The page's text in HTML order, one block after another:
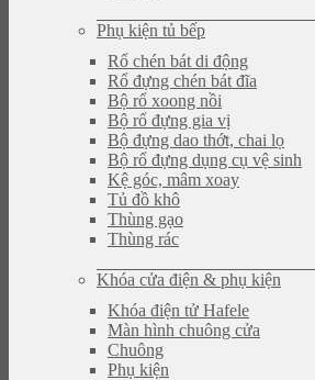
Phụ kiện tủ bếp
Rổ chén bát di động
Rổ đựng chén bát đĩa
Bộ rổ xoong nồi
Bộ rổ đựng gia vị
Bộ đựng dao thớt, chai lọ
Bộ rổ đựng dụng cụ vệ sinh
Kệ góc, mâm xoay
Tủ đồ khô
Thùng gạo
Thùng rác
Khóa cửa điện & phụ kiện
Khóa điện tử Hafele
Màn hình chuông cửa
Chuông
Phụ kiện